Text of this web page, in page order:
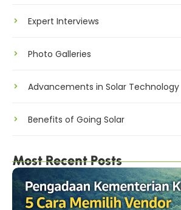
Expert Interviews
Photo Galleries
Advancements in Solar Technology
Benefits of Going Solar
Most Recent Posts